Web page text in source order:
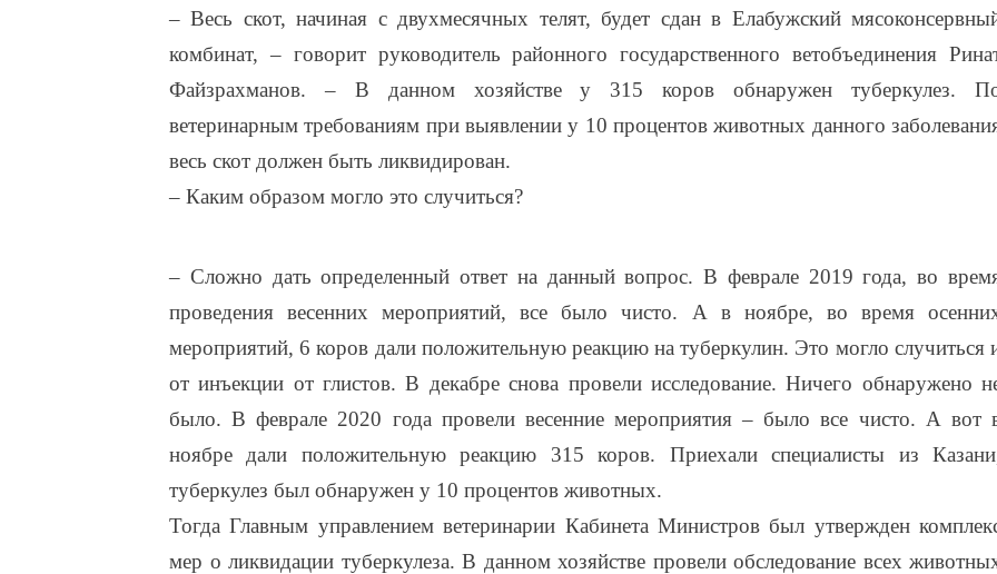
– Весь скот, начиная с двухмесячных телят, будет сдан в Елабужский
комбинат, – говорит руководитель районного государственного ветобъединения
Файзрахманов. – В данном хозяйстве у 315 коров обнаружен туберкулез.
ветеринарным требованиям при выявлении у 10 процентов животных данного
весь скот должен быть ликвидирован.
– Каким образом могло это случиться?
– Сложно дать определенный ответ на данный вопрос. В феврале 2019 года, во
проведения весенних мероприятий, все было чисто. А в ноябре, во время
мероприятий, 6 коров дали положительную реакцию на туберкулин. Это могло случиться
от инъекции от глистов. В декабре снова провели исследование. Ничего обнаружено
было. В феврале 2020 года провели весенние мероприятия – было все чисто. А вот
ноябре дали положительную реакцию 315 коров. Приехали специалисты из
туберкулез был обнаружен у 10 процентов животных.
Тогда Главным управлением ветеринарии Кабинета Министров был утвержден
мер о ликвидации туберкулеза. В данном хозяйстве провели обследование всех